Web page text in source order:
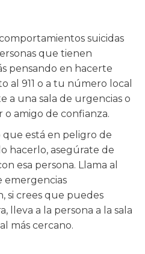
suicidas
que tienen
pensando en hacerte
al 911 o a tu número local
a una sala de urgencias o
amigo de confianza.
está en peligro de
hacerlo, asegúrate de
esa persona. Llama al
emergencias
si crees que puedes
lleva a la persona a la sala
más cercano.